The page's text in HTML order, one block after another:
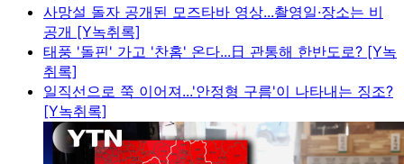
사망설 돌자 공개된 모즈타바 영상...촬영일·장소는 비
공개 [Y녹취록]
태풍 '돌핀' 가고 '찬홈' 온다...日 관통해 한반도로? [Y녹
취록]
일직선으로 쭉 이어져...'안정형 구름'이 나타내는 징조?
[Y녹취록]